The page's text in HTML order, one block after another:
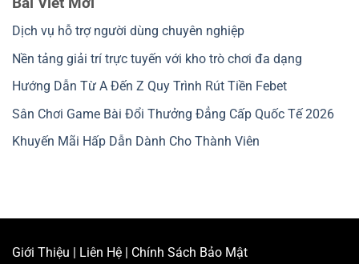
Dịch vụ hỗ trợ người dùng chuyên nghiệp
Nền tảng giải trí trực tuyến với kho trò chơi đa dạng
Hướng Dẫn Từ A Đến Z Quy Trình Rút Tiền Febet
Sân Chơi Game Bài Đổi Thưởng Đẳng Cấp Quốc Tế 2026
Khuyến Mãi Hấp Dẫn Dành Cho Thành Viên
Giới Thiệu Liên Hệ Chính Sách Bảo Mật